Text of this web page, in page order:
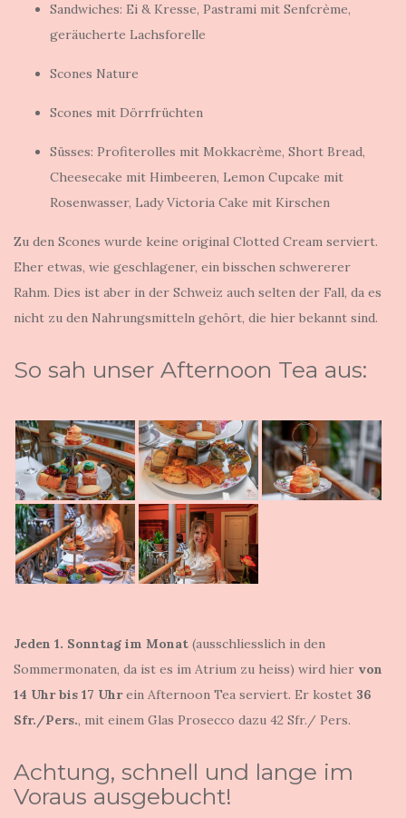
Sandwiches: Ei & Kresse, Pastrami mit Senfcrème,
geräucherte Lachsforelle
Scones Nature
Scones mit Dörrfrüchten
Süsses: Profiterolles mit Mokkacrème, Short Bread,
Cheesecake mit Himbeeren, Lemon Cupcake mit
Rosenwasser, Lady Victoria Cake mit Kirschen
Zu den Scones wurde keine original Clotted Cream serviert.
Eher etwas, wie geschlagener, ein bisschen schwererer
Rahm. Dies ist aber in der Schweiz auch selten der Fall, da es
nicht zu den Nahrungsmitteln gehört, die hier bekannt sind.
So sah unser Afternoon Tea aus:
Jeden 1. Sonntag im Monat (ausschliesslich in den
Sommermonaten, da ist es im Atrium zu heiss) wird hier von
14 Uhr bis 17 Uhrein Afternoon Tea serviert. Er kostet 36
Sfr./Pers., mit einem Glas Prosecco dazu 42 Sfr./ Pers.
Achtung, schnell und lange im
Voraus ausgebucht!